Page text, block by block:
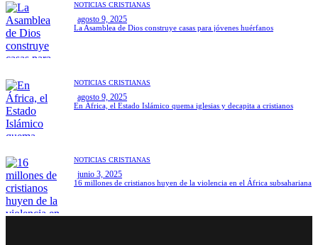
NOTICIAS CRISTIANAS
agosto 9, 2025
La Asamblea de Dios construye casas para jóvenes huérfanos
NOTICIAS CRISTIANAS
agosto 9, 2025
En África, el Estado Islámico quema iglesias y decapita a cristianos
NOTICIAS CRISTIANAS
junio 3, 2025
16 millones de cristianos huyen de la violencia en el África subsahariana